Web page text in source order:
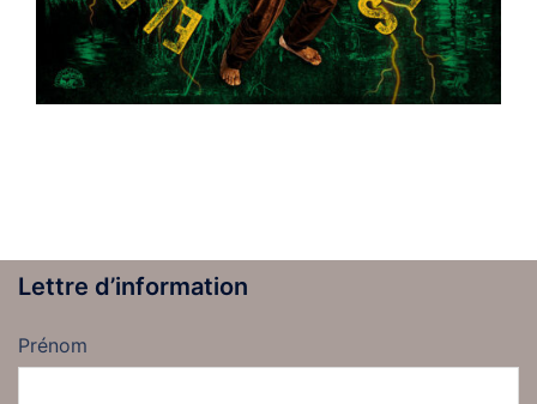
Lettre d’information
Prénom